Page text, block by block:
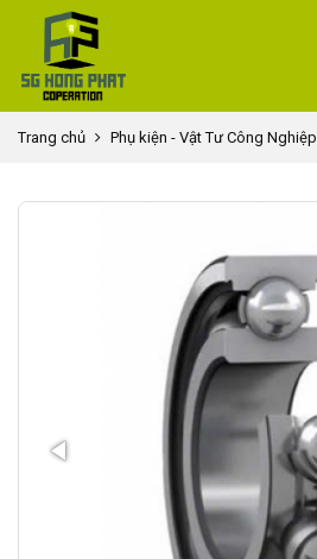
Trang chủ Phụ kiện - Vật Tư Công Nghiệp